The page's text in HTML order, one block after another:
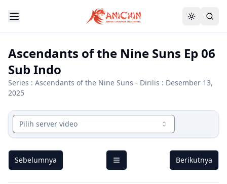
Ascendants of the Nine Suns Ep 06
Sub Indo
Series : Ascendants of the Nine Suns - Dirilis : Desember 13,
2025
Pilih server video
Sebelumnya Berikutnya